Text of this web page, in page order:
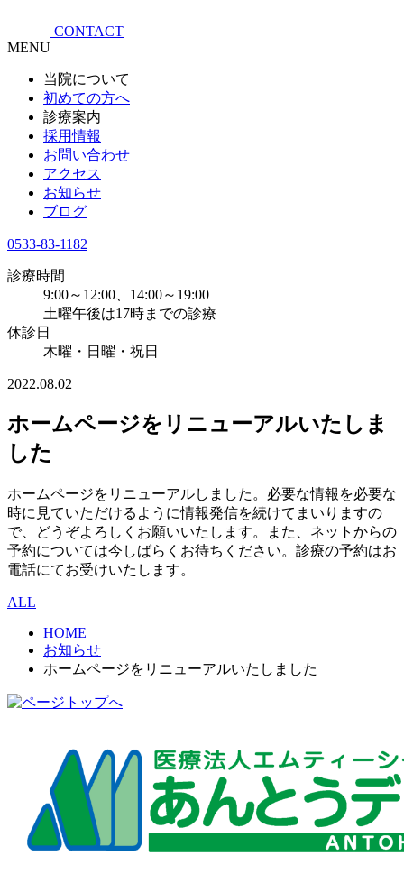
CONTACT
MENU
当院について
初めての方へ
診療案内
採用情報
お問い合わせ
アクセス
お知らせ
ブログ
0533-83-1182
診療時間
9:00～12:00、14:00～19:00
土曜午後は17時までの診療
休診日
木曜・日曜・祝日
2022.08.02
ホームページをリニューアルいたしま
した
ホームページをリニューアルしました。必要な情報を必要な
時に見ていただけるように情報発信を続けてまいりますの
で、どうぞよろしくお願いいたします。また、ネットからの
予約については今しばらくお待ちください。診療の予約はお
電話にてお受けいたします。
ALL
HOME
お知らせ
ホームページをリニューアルいたしました